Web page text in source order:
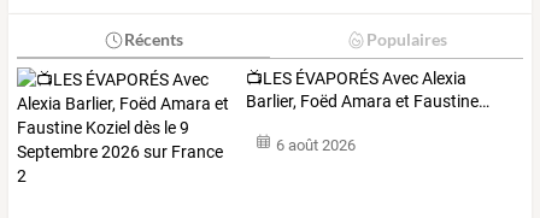
Récents Populaires
📺LES ÉVAPORÉSAvecAlexia
Barlier, Foëd Amara et Faustine…
6 août 2026